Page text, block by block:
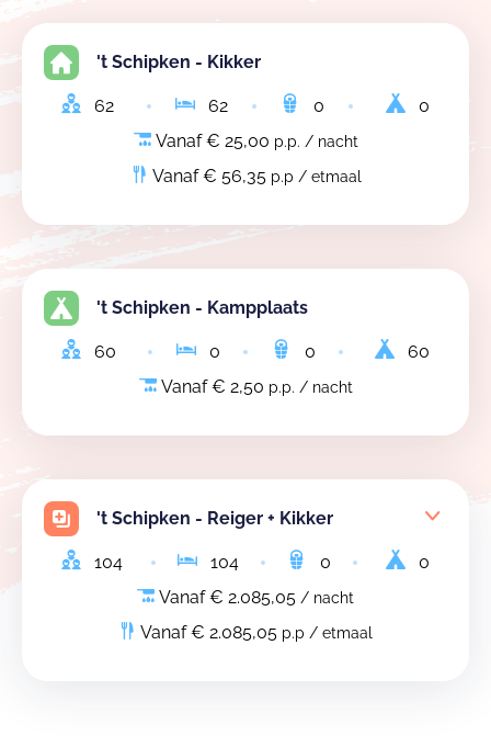
't Schipken - Kikker
62 62 0
0
Vanaf € 25,00 p.p. / nacht
Vanaf € 56,35 p.p / etmaal
't Schipken - Kampplaats
60 0 0
60
Vanaf € 2,50 p.p. / nacht
't Schipken - Reiger + Kikker
104 104 0
0
Vanaf € 2.085,05 / nacht
Vanaf € 2.085,05 p.p / etmaal